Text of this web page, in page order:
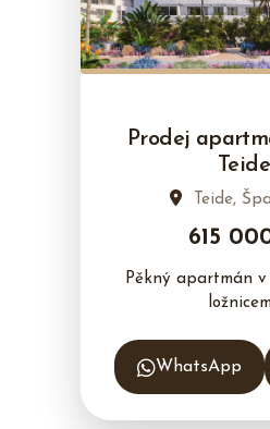
Prodej
Teide
Teide,
615
Pěkný apartmán v
WhatsApp